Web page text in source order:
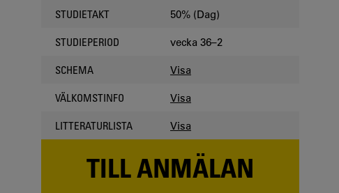
STUDIETAKT 50% (Dag)
STUDIEPERIOD vecka 36–2
SCHEMA Visa
VÄLKOMSTINFO Visa
LITTERATURLISTA Visa
TILL ANMÄLAN